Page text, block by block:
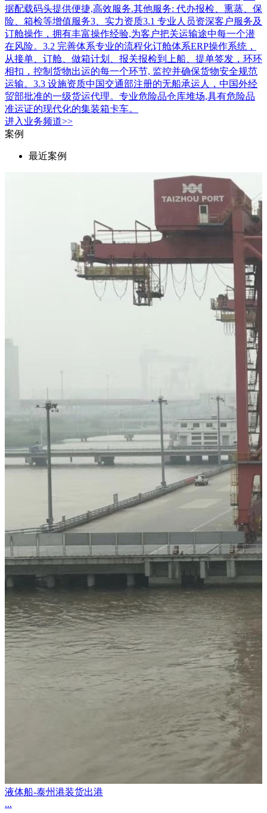
据配载码头提供便捷,高效服务.其他服务: 代办报检、熏蒸、保
险、箱检等增值服务3、实力资质3.1 专业人员资深客户服务及
订舱操作，拥有丰富操作经验,为客户把关运输途中每一个潜
在风险。3.2 完善体系专业的流程化订舱体系ERP操作系统，
从接单、订舱、做箱计划、报关报检到上船、提单签发，环环
相扣，控制货物出运的每一个环节, 监控并确保货物安全规范
运输。3.3 设施资质中国交通部注册的无船承运人，中国外经
贸部批准的一级货运代理。专业危险品仓库堆场,具有危险品
准运证的现代化的集装箱卡车。
进入 业务频道>>
案例
最近案例
液体船-泰州港装货出港
...